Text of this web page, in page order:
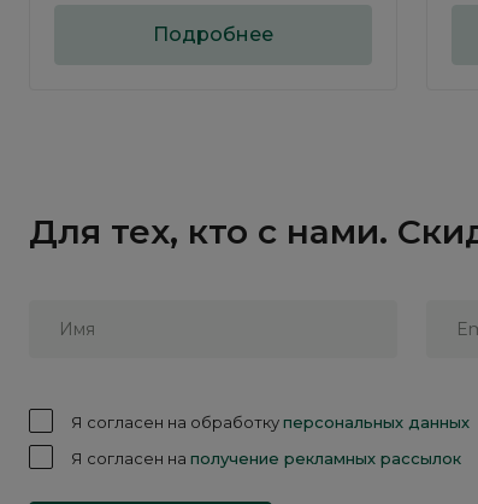
Подробнее
Для тех, кто с нами.
Я согласен на обработкуперсональных данных
Я согласен на получение рекламных рассылок